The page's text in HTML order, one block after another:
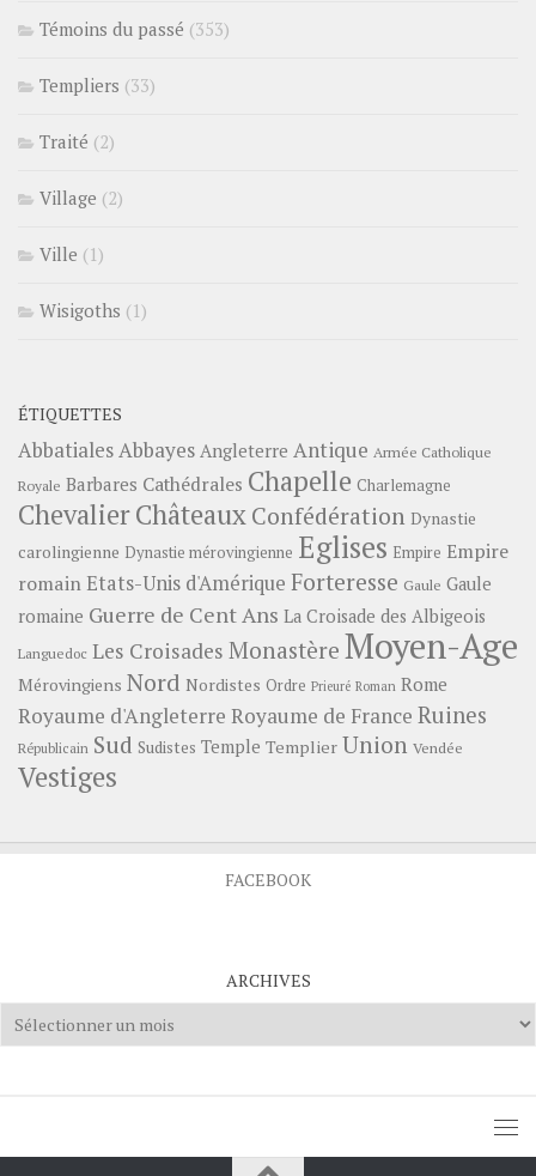
Témoins du passé (353)
Templiers (33)
Traité (2)
Village (2)
Ville (1)
Wisigoths (1)
ÉTIQUETTES
AbbatialesAbbayes Angleterre Antique Armée Catholique
Royale Barbares Cathédrales Chapelle Charlemagne
ChevalierChâteauxConfédération Dynastie
carolingienne Dynastie mérovingienne Eglises Empire Empire
romainEtats-Unis d'Amérique Forteresse Gaule Gaule
romaine Guerre de Cent Ans La Croisade des Albigeois
Languedoc Les Croisades Monastère Moyen-Age
Mérovingiens Nord Nordistes Ordre Prieuré Roman Rome
Royaume d'Angleterre Royaume de France Ruines
Républicain Sud Sudistes Temple Templier Union Vendée
Vestiges
FACEBOOK
ARCHIVES
Archives